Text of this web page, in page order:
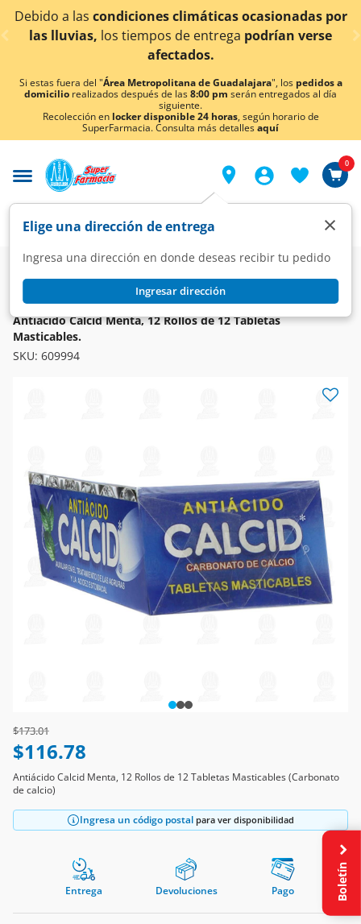
< div class="carousel-inner">
condiciones climáticas ocasionadas por
los tiempos de entregapodrían verse
¡Ahora
Si estas fuera del "Área Metropolitana de Guadalajara", los pedidos a
domicilio realizados después de las8:00 pm serán entregados al día
siguiente.
Recolección en locker disponible 24 horas, según horario de
SuperFarmacia. Consulta más detallesaquí
Elige una dirección de entrega
Ingresa una dirección en donde deseas recibir tu pedido
Ingresar dirección
×
0
Farmacia Medicina
Digestivo
Antiácidos y Antigástricos
CALCID
Antiácido Calcid Menta, 12 Rollos de 12 Tabletas
Masticables.
SKU: 609994
Price reduced from
$173.01to
$116.78
Antiácido Calcid Menta, 12 Rollos de 12 Tabletas Masticables (Carbonato
de calcio)
Ingresa un código postal para ver disponibilidad
Entrega Devoluciones Pago Boletín